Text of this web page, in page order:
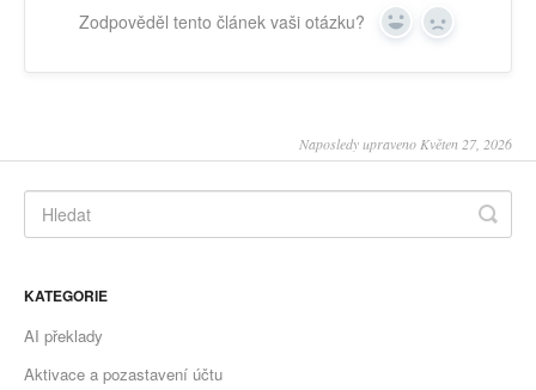
Zodpověděl tento článek vaši otázku? Yes No
Naposledy upraveno Květen 27, 2026
KATEGORIE
AI překlady
Aktivace a pozastavení účtu